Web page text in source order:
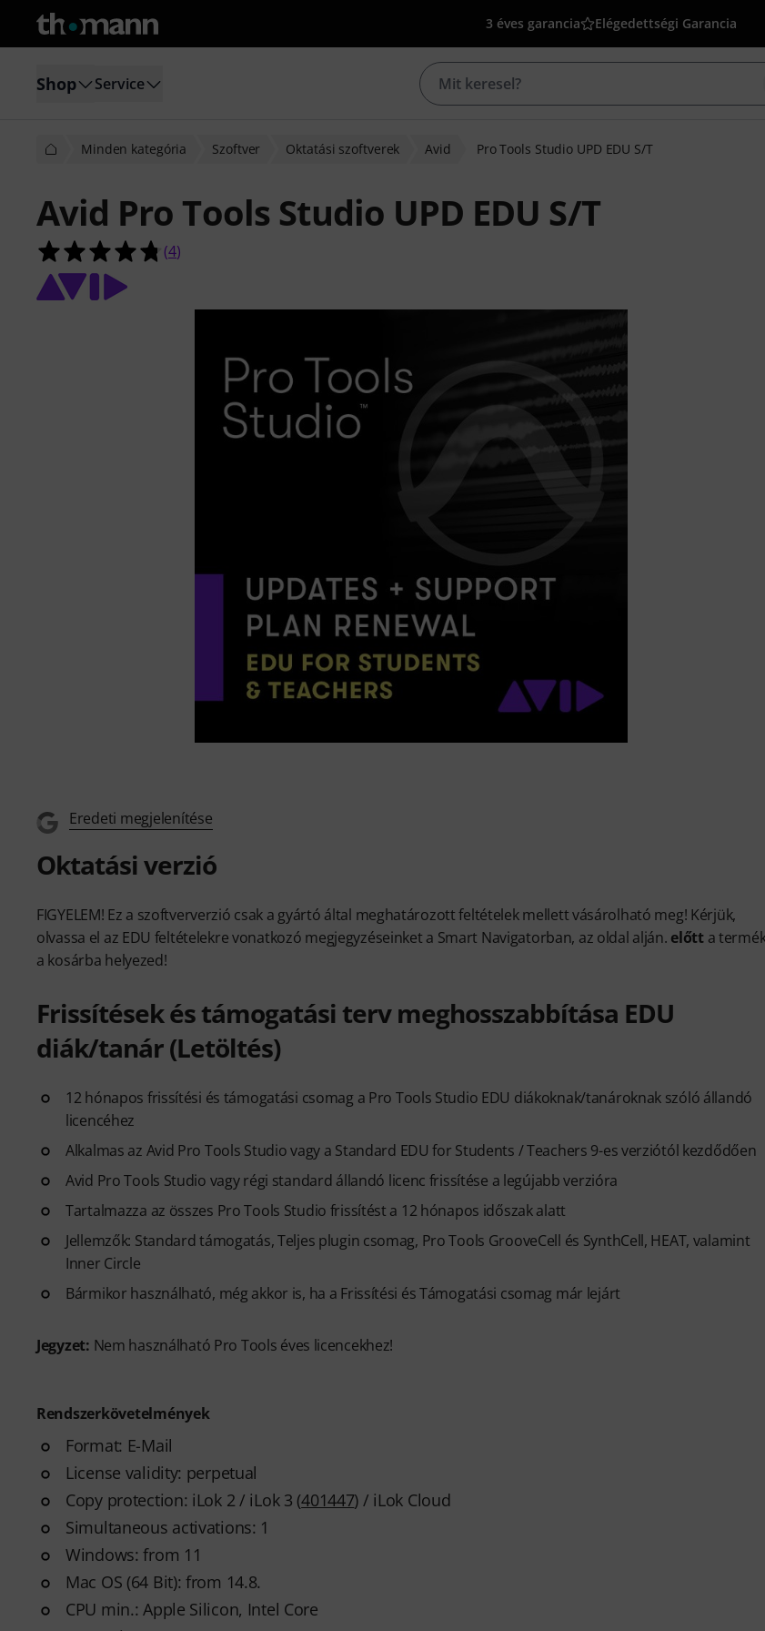
3 éves garancia Elégedettségi Garancia
Shop Service
Minden kategória Szoftver Oktatási szoftverek Avid Pro Tools Studio UPD EDU S/T
Avid Pro Tools Studio UPD EDU S/T
4.8/5 csillag, összesen 4 értékelés alapján
(4)
Eredeti megjelenítése
Oktatási verzió
FIGYELEM! Ez a szoftververzió csak a gyártó által meghatározott feltételek mellett vásárolható meg! Kérjük,
olvassa el az EDU feltételekre vonatkozó megjegyzéseinket a Smart Navigatorban, az oldal alján. előtta
a kosárba helyezed!
Frissítések és támogatási terv meghosszabbítása EDU
diák/tanár (Letöltés)
12 hónapos frissítési és támogatási csomag a Pro Tools Studio EDU diákoknak/tanároknak szóló állandó
licencéhez
Alkalmas az Avid Pro Tools Studio vagy a Standard EDU for Students / Teachers 9-es verziótól kezdődően
Avid Pro Tools Studio vagy régi standard állandó licenc frissítése a legújabb verzióra
Tartalmazza az összes Pro Tools Studio frissítést a 12 hónapos időszak alatt
Jellemzők: Standard támogatás, Teljes plugin csomag, Pro Tools GrooveCell és SynthCell, HEAT, valamint
Inner Circle
Bármikor használható, még akkor is, ha a Frissítési és Támogatási csomag már lejárt
Jegyzet: Nem használható Pro Tools éves licencekhez!
Rendszerkövetelmények
Format: E-Mail
License validity: perpetual
Copy protection: iLok 2 / iLok 3 (401447) / iLok Cloud
Simultaneous activations: 1
Windows: from 11
Mac OS (64 Bit): from 14.8.
CPU min.: Apple Silicon, Intel Core